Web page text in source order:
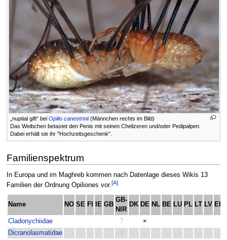
„nuptial gift“ bei Opilio canestrinii(Männchen rechts im Bild)
Das Weibchen betastet den Penis mit seinen Chelizeren und/oder Pedipalpen.
Dabei erhält sie ihr "Hochzeitsgeschenk".
Familienspektrum
In Europa und im Maghreb kommen nach Datenlage dieses Wikis 13
Familien der Ordnung Opiliones vor.[A]
Name NO SE FI IE GB
GB-
NIR
DK DE NL BE LU PL LT LV EE
Cladonychiidae ?
×
Dicranolasmatidae
?